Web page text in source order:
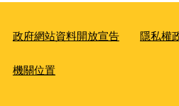
政府網站資料開放宣告 隱私權
機關位置